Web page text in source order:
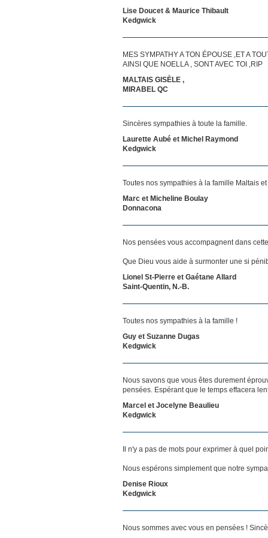
Lise Doucet & Maurice Thibault
Kedgwick
MES SYMPATHY A TON ÉPOUSE ,ET A
AINSI QUE NOELLA , SONT AVEC TOI ,RIP
MALTAIS GISÈLE ,
MIRABEL QC
Sincères sympathies à toute la famille.
Laurette Aubé et Michel Raymond
Kedgwick
Toutes nos sympathies à la famille Maltais
Marc et Micheline Boulay
Donnacona
Nos pensées vous accompagnent dans
Que Dieu vous aide à surmonter une si
Lionel St-Pierre et Gaétane Allard
Saint-Quentin, N.-B.
Toutes nos sympathies à la famille !
Guy et Suzanne Dugas
Kedgwick
Nous savons que vous êtes durement
pensées. Espérant que le temps effacera
Marcel et Jocelyne Beaulieu
Kedgwick
Il n'y a pas de mots pour exprimer à quel
Nous espérons simplement que notre
Denise Rioux
Kedgwick
Nous sommes avec vous en pensées !